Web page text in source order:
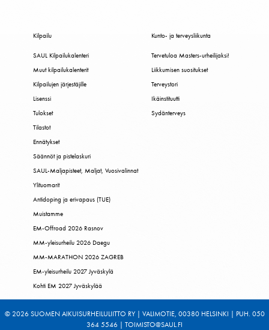
Kilpailu
SAUL Kilpailukalenteri
Muut kilpailukalenterit
Kilpailujen järjestäjille
Lisenssi
Tulokset
Tilastot
Ennätykset
Säännöt ja pistelaskuri
SAUL-Maljapisteet, Maljat, Vuosivalinnat
Ylituomarit
Antidoping ja erivapaus (TUE)
Muistamme
EM-Offroad 2026 Rasnov
MM-yleisurheilu 2026 Daegu
MM-MARATHON 2026 ZAGREB
EM-yleisurheilu 2027 Jyväskylä
Kohti EM 2027 Jyväskylää
Kunto- ja terveysliikunta
Tervetuloa Masters-urheilijaksi!
Liikkumisen suositukset
Terveystori
Ikäinstituutti
Sydänterveys
© 2026 SUOMEN AIKUISURHEILULIITTO RY | VALIMOTIE, 00380 HELSINKI | PUH. 050
364 5546 | TOIMISTO@SAUL.FI